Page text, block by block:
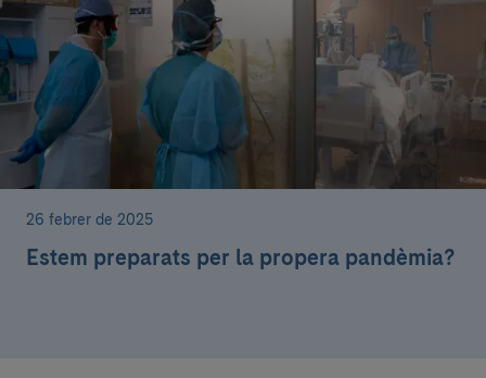
26 febrer de 2025
Estem preparats per la propera pandèmia?